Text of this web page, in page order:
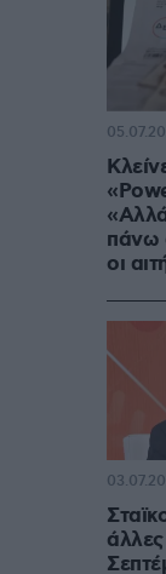
πάνω
οι